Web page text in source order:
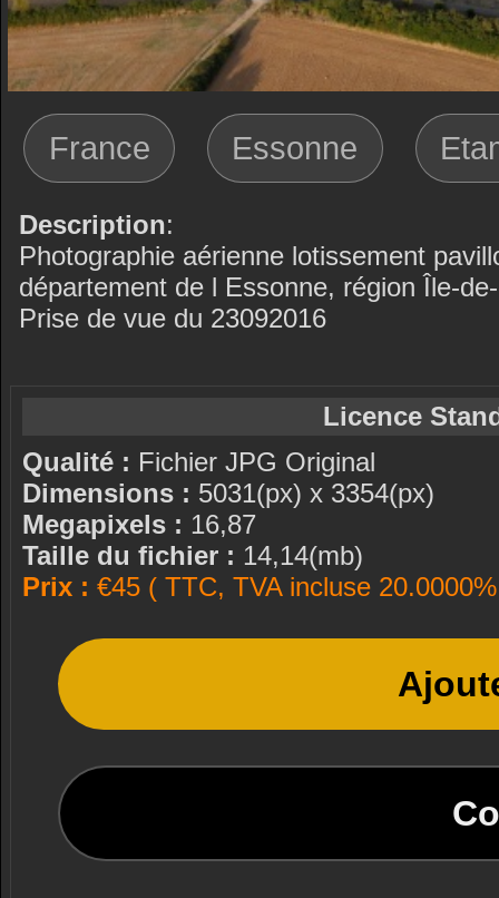
France Essonne
Description:
Photographie aérienne lotissement
département de l Essonne, région Île-
Prise de vue du 23092016
Licence
Qualité : Fichier JPG Original
Dimensions : 5031(px) x 3354(px)
Megapixels : 16,87
Taille du fichier : 14,14(mb)
Prix : €45 ( TTC, TVA incluse